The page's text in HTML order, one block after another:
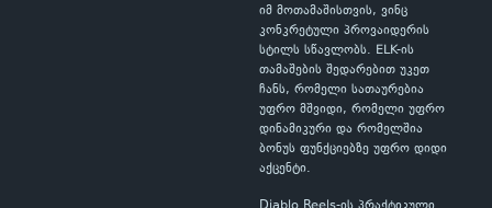
იმ მოთამაშისთვის, ვინც
კონკრეტული პროვაიდერის
სტილს სწავლობს. ELK-ის
თამაშების შედარებით უკეთ
ჩანს, რომელი სათაურებია
უფრო მშვიდი, რომელი უფრო
დინამიკური და რომელშია
ბონუს ფუნქციებზე უფრო დიდი
აქცენტი.